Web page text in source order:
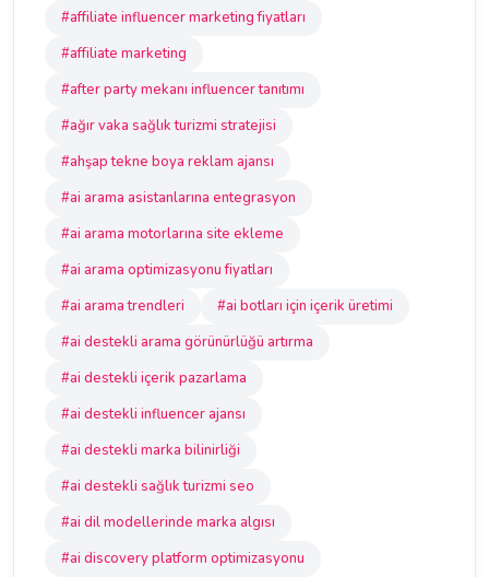
#affiliate influencer marketing fiyatları
#affiliate marketing
#after party mekanı influencer tanıtımı
#ağır vaka sağlık turizmi stratejisi
#ahşap tekne boya reklam ajansı
#ai arama asistanlarına entegrasyon
#ai arama motorlarına site ekleme
#ai arama optimizasyonu fiyatları
#ai arama trendleri
#ai botları için içerik üretimi
#ai destekli arama görünürlüğü artırma
#ai destekli içerik pazarlama
#ai destekli influencer ajansı
#ai destekli marka bilinirliği
#ai destekli sağlık turizmi seo
#ai dil modellerinde marka algısı
#ai discovery platform optimizasyonu